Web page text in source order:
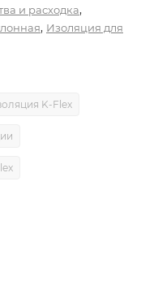
и расходка,
, Изоляция для
K-Flex